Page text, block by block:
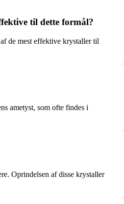
til dette formål?
de mest effektive krystaller til
ametyst, som ofte findes i
Oprindelsen af disse krystaller